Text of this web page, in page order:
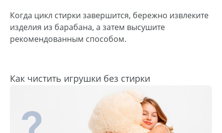
Когда цикл стирки завершится, бережно извлеките
изделия из барабана, а затем высушите
рекомендованным способом.
Как чистить игрушки без стирки